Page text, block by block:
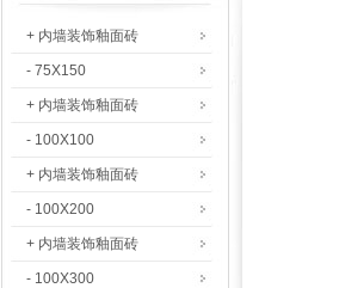
+ 内墙装饰釉面砖
- 75X150
+ 内墙装饰釉面砖
- 100X100
+ 内墙装饰釉面砖
- 100X200
+ 内墙装饰釉面砖
- 100X300